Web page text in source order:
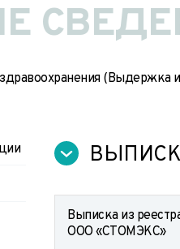
(Выдержка
Выписка из
ООО «СТОМЭКС»